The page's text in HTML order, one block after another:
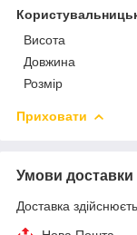
Висота
Довжина
Розмір
Приховати
Умови доставки
Доставка